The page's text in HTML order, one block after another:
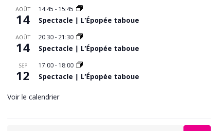
AOÛT
14
14:45 - 15:45
Spectacle | L’Épopée taboue
AOÛT
14
20:30-21:30
Spectacle | L’Épopée taboue
SEP
12
17:00- 18:00
Spectacle | L’Épopée taboue
Voir le calendrier